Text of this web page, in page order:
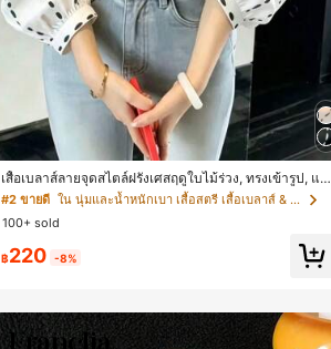
เสื้อเบลาส์ลายจุดสไตล์ฝรั่งเศสฤดูใบไม้ร่วง, ทรงเข้ารูป, แข
นยาวคอวี, สไตล์ใหม่ฤดูใบไม้ผลิ, ป้องกันแสงแดด, ใส่ไปทำ
งานและลำลอง สีขาว
#2 ขายดี
ใน นุ่มและน้ำหนักเบา เสื้อสตรี เสื้อเบลาส์ & Tee
100+ sold
฿220 -8%